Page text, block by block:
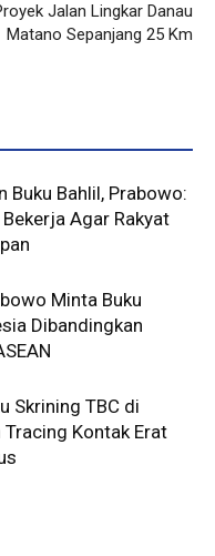
Jalan Lingkar Danau
Matano Sepanjang 25 Km
Buku Bahlil, Prabowo:
Agar Rakyat
Minta Buku
Dibandingkan
Skrining TBC di
Tracing Kontak Erat